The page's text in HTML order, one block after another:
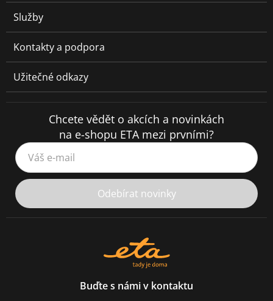
Služby
Kontakty a podpora
Užitečné odkazy
Chcete vědět o akcích a novinkách
na e-shopu ETA mezi prvními?
Váš e-mail
Odebírat novinky
Buďte s námi v kontaktu